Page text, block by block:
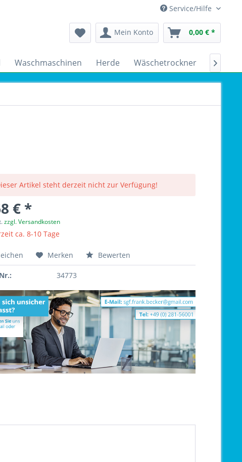
Service/Hilfe
Mein Konto 0,00 € *
Waschmaschinen Herde Wäschetrockner 
Artikel steht derzeit nicht zur Verfügung!
€ *
zzgl. Versandkosten
ca. 8-10 Tage
Merken Bewerten
34773